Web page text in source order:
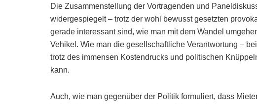
Die Zusammenstellung der Vortragenden und
widergespiegelt – trotz der wohl bewusst gesetzten
gerade interessant sind, wie man mit dem Wandel
Vehikel. Wie man die gesellschaftliche Verantwortung –
trotz des immensen Kostendrucks und politischen
kann.
Auch, wie man gegenüber der Politik formuliert, dass